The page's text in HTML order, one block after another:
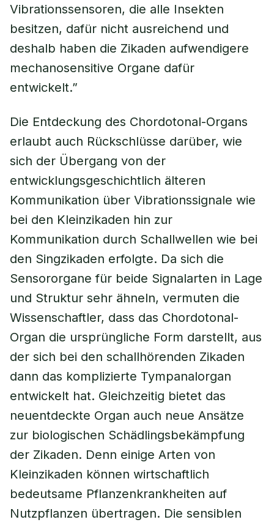
Vibrationssensoren, die alle Insekten
besitzen, dafür nicht ausreichend und
deshalb haben die Zikaden aufwendigere
mechanosensitive Organe dafür
entwickelt.”
Die Entdeckung des Chordotonal-Organs
erlaubt auch Rückschlüsse darüber, wie
sich der Übergang von der
entwicklungsgeschichtlich älteren
Kommunikation über Vibrationssignale wie
bei den Kleinzikaden hin zur
Kommunikation durch Schallwellen wie bei
den Singzikaden erfolgte. Da sich die
Sensororgane für beide Signalarten in Lage
und Struktur sehr ähneln, vermuten die
Wissenschaftler, dass das Chordotonal-
Organ die ursprüngliche Form darstellt, aus
der sich bei den schallhörenden Zikaden
dann das komplizierte Tympanalorgan
entwickelt hat. Gleichzeitig bietet das
neuentdeckte Organ auch neue Ansätze
zur biologischen Schädlingsbekämpfung
der Zikaden. Denn einige Arten von
Kleinzikaden können wirtschaftlich
bedeutsame Pflanzenkrankheiten auf
Nutzpflanzen übertragen. Die sensiblen